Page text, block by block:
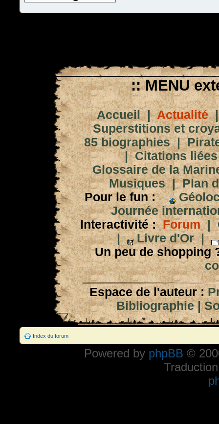
:: MENU
Accueil|Actualité
Superstitions et
85 biographies|
|Citations
Glossaire de la
Musiques|Plan
Pour le fun :
Journée
Interactivité : Forum|
|
Livre d'Or|
Un peu de shopping
Espace de l'auteur :
Bibliographie|
Index du forum
Powered by phpBB ©